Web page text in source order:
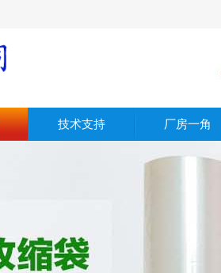
技术支持 厂房一角